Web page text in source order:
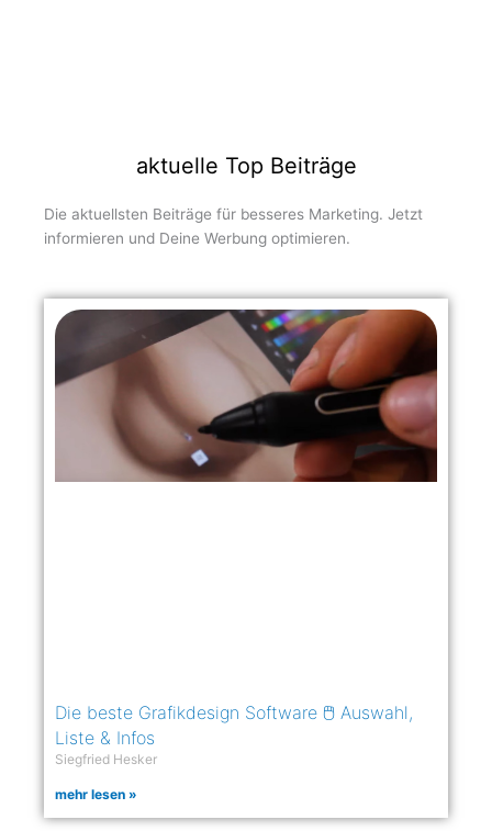
aktuelle Top Beiträge
Die aktuellsten Beiträge für besseres Marketing. Jetzt
informieren und Deine Werbung optimieren.
Die beste Grafikdesign Software 🖱️ Auswahl,
Liste & Infos
Siegfried Hesker
mehr lesen »